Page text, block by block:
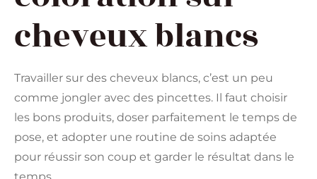
cheveux blancs
Travailler sur des cheveux blancs, c’est un peu
comme jongler avec des pincettes. Il faut choisir
les bons produits, doser parfaitement le temps de
pose, et adopter une routine de soins adaptée
pour réussir son coup et garder le résultat dans le